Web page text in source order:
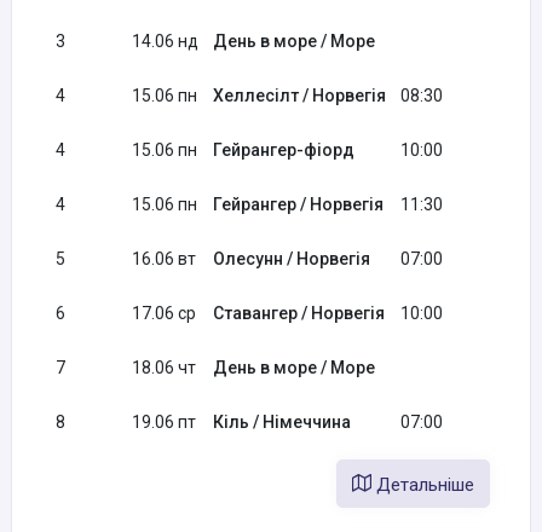
3 14.06 нд День в море / Море
4 15.06 пн Хеллесілт / Норвегія 08:30
4 15.06 пн Гейрангер-фіорд 10:00
4 15.06 пн Гейрангер / Норвегія 11:30
5 16.06 вт Олесунн / Норвегія 07:00
6 17.06 ср Ставангер / Норвегія 10:00
7 18.06 чт День в море / Море
8 19.06 пт Кіль / Німеччина 07:00
Детальніше